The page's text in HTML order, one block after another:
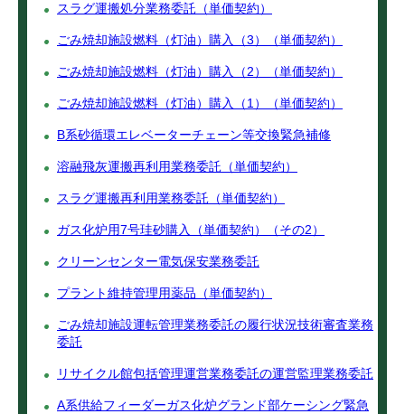
スラグ運搬処分業務委託（単価契約）
ごみ焼却施設燃料（灯油）購入（3）（単価契約）
ごみ焼却施設燃料（灯油）購入（2）（単価契約）
ごみ焼却施設燃料（灯油）購入（1）（単価契約）
B系砂循環エレベーターチェーン等交換緊急補修
溶融飛灰運搬再利用業務委託（単価契約）
スラグ運搬再利用業務委託（単価契約）
ガス化炉用7号珪砂購入（単価契約）（その2）
クリーンセンター電気保安業務委託
プラント維持管理用薬品（単価契約）
ごみ焼却施設運転管理業務委託の履行状況技術審査業務
委託
リサイクル館包括管理運営業務委託の運営監理業務委託
A系供給フィーダーガス化炉グランド部ケーシング緊急